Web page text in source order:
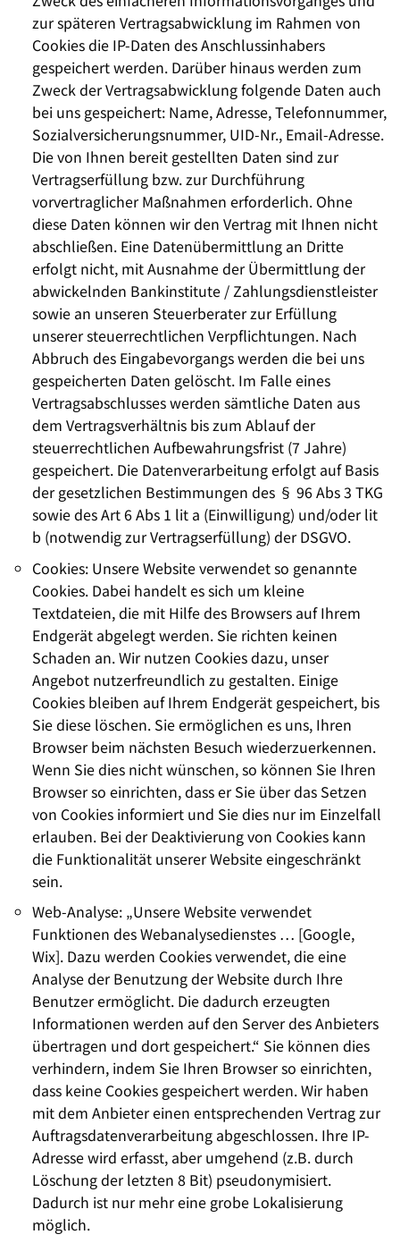
zur späteren Vertragsabwicklung im Rahmen von
Cookies die IP-Daten des Anschlussinhabers
gespeichert werden. Darüber hinaus werden zum
Zweck der Vertragsabwicklung folgende Daten auch
bei uns gespeichert: Name, Adresse, Telefonnummer,
Sozialversicherungsnummer, UID-Nr., Email-Adresse.
Die von Ihnen bereit gestellten Daten sind zur
Vertragserfüllung bzw. zur Durchführung
vorvertraglicher Maßnahmen erforderlich. Ohne
diese Daten können wir den Vertrag mit Ihnen nicht
abschließen. Eine Datenübermittlung an Dritte
erfolgt nicht, mit Ausnahme der Übermittlung der
abwickelnden Bankinstitute / Zahlungsdienstleister
sowie an unseren Steuerberater zur Erfüllung
unserer steuerrechtlichen Verpflichtungen. Nach
Abbruch des Eingabevorgangs werden die bei uns
gespeicherten Daten gelöscht. Im Falle eines
Vertragsabschlusses werden sämtliche Daten aus
dem Vertragsverhältnis bis zum Ablauf der
steuerrechtlichen Aufbewahrungsfrist (7 Jahre)
gespeichert. Die Datenverarbeitung erfolgt auf Basis
der gesetzlichen Bestimmungen des § 96 Abs 3 TKG
sowie des Art 6 Abs 1 lit a (Einwilligung) und/oder lit
b (notwendig zur Vertragserfüllung) der DSGVO.
Cookies: Unsere Website verwendet so genannte
Cookies. Dabei handelt es sich um kleine
Textdateien, die mit Hilfe des Browsers auf Ihrem
Endgerät abgelegt werden. Sie richten keinen
Schaden an. Wir nutzen Cookies dazu, unser
Angebot nutzerfreundlich zu gestalten. Einige
Cookies bleiben auf Ihrem Endgerät gespeichert, bis
Sie diese löschen. Sie ermöglichen es uns, Ihren
Browser beim nächsten Besuch wiederzuerkennen.
Wenn Sie dies nicht wünschen, so können Sie Ihren
Browser so einrichten, dass er Sie über das Setzen
von Cookies informiert und Sie dies nur im Einzelfall
erlauben. Bei der Deaktivierung von Cookies kann
die Funktionalität unserer Website eingeschränkt
sein.
Web-Analyse: „Unsere Website verwendet
Funktionen des Webanalysedienstes … [Google,
Wix]. Dazu werden Cookies verwendet, die eine
Analyse der Benutzung der Website durch Ihre
Benutzer ermöglicht. Die dadurch erzeugten
Informationen werden auf den Server des Anbieters
übertragen und dort gespeichert.“ Sie können dies
verhindern, indem Sie Ihren Browser so einrichten,
dass keine Cookies gespeichert werden. Wir haben
mit dem Anbieter einen entsprechenden Vertrag zur
Auftragsdatenverarbeitung abgeschlossen. Ihre IP-
Adresse wird erfasst, aber umgehend (z.B. durch
Löschung der letzten 8 Bit) pseudonymisiert.
Dadurch ist nur mehr eine grobe Lokalisierung
möglich.